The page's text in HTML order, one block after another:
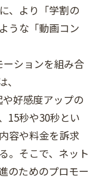
、より「学割の
うな「動画コン
ーションを組み合
や好感度アップの
15秒や30秒とい
容や料金を訴求
。そこで、ネット
のためのプロモー